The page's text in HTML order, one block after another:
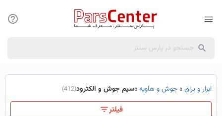
ابزار و یراق»جوش و هاویه»سیم جوش و الکترود(412)
فیلتر